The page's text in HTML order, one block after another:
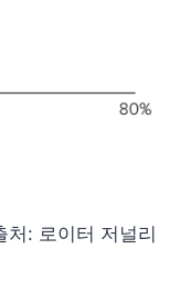
처: 로이터 저널리